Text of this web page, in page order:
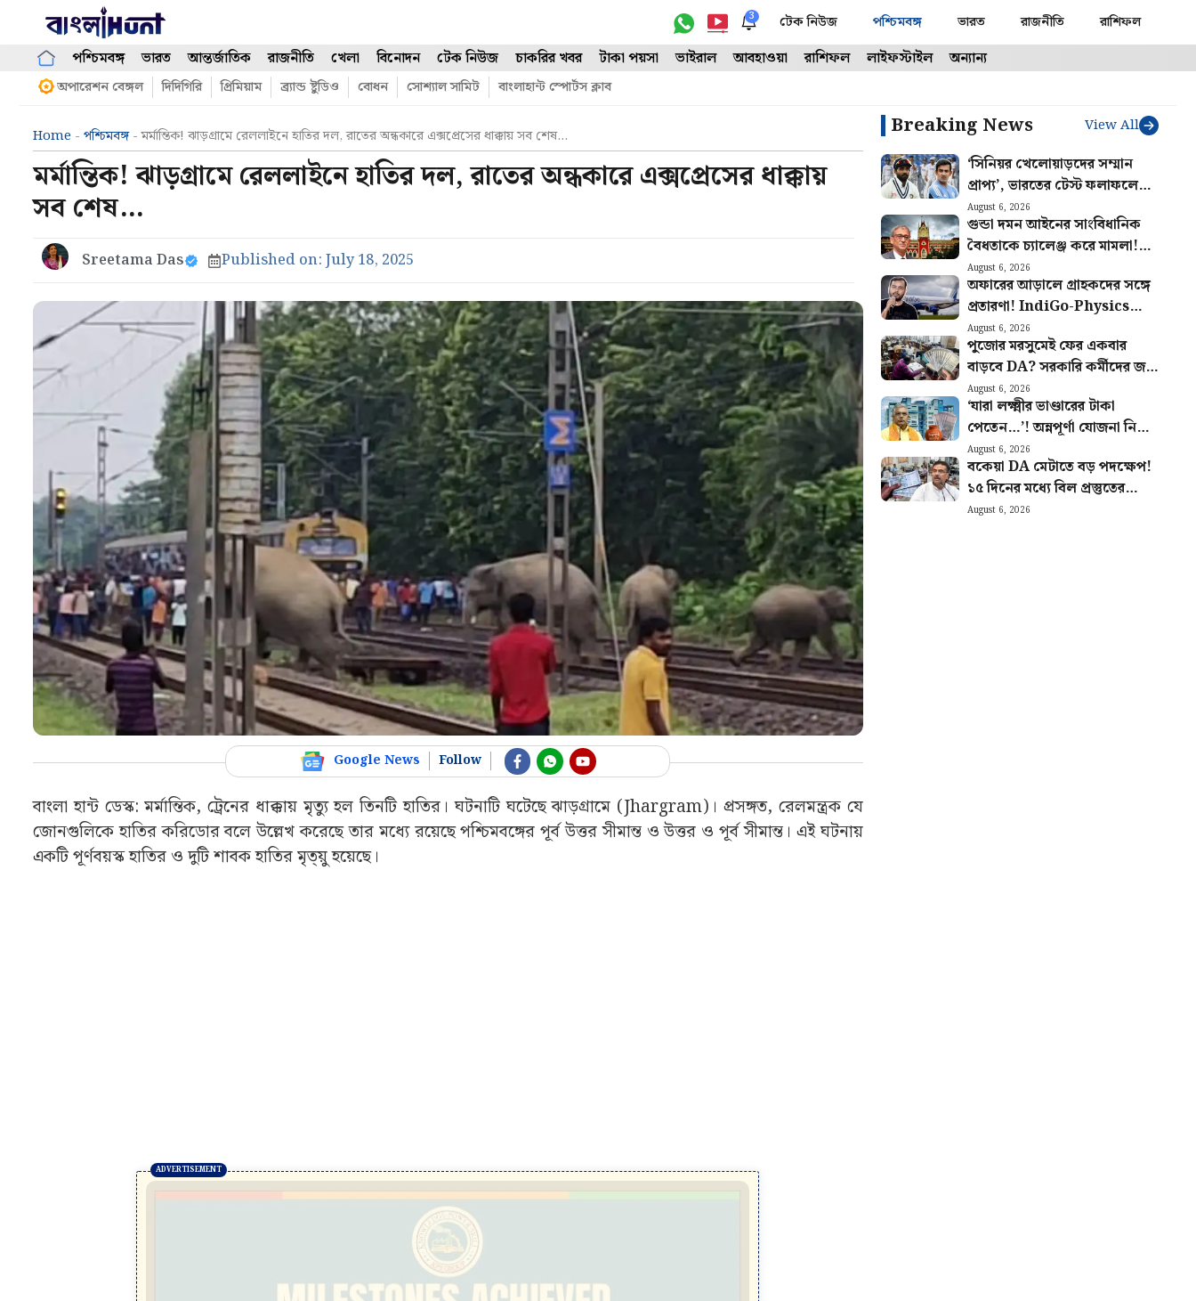
content
3 টেক নিউজ পশ্চিমবঙ্গ ভারত রাজনীতি রাশিফল
পশ্চিমবঙ্গ ভারত আন্তর্জাতিক রাজনীতি খেলা বিনোদন টেক নিউজ চাকরির খবর টাকা পয়সা ভাইরাল আবহাওয়া রাশিফল লাইফস্টাইল অন্যান্য
অপারেশন বেঙ্গল দিদিগিরি প্রিমিয়াম ব্র্যান্ড ষ্টুডিও বোধন সোশ্যাল সামিট বাংলাহান্ট স্পোর্টস ক্লাব
Home - পশ্চিমবঙ্গ-মর্মান্তিক! ঝাড়গ্রামে রেললাইনে হাতির দল, রাতের অন্ধকারে এক্সপ্রেসের ধাক্কায় সব শেষ…
মর্মান্তিক! ঝাড়গ্রামে রেললাইনে হাতির দল, রাতের অন্ধকারে এক্সপ্রেসের ধাক্কায়
সব শেষ…
Sreetama Das Published on: July 18, 2025
Google News Follow
বাংলা হান্ট ডেস্ক: মর্মান্তিক, ট্রেনের ধাক্কায় মৃত্যু হল তিনটি হাতির। ঘটনাটি ঘটেছে ঝাড়গ্রামে (Jhargram)। প্রসঙ্গত, রেলমন্ত্রক যে
জোনগুলিকে হাতির করিডোর বলে উল্লেখ করেছে তার মধ্যে রয়েছে পশ্চিমবঙ্গের পূর্ব উত্তর সীমান্ত ও উত্তর ও পূর্ব সীমান্ত। এই ঘটনায়
একটি পূর্ণবয়স্ক হাতির ও দুটি শাবক হাতির মৃত্য়ু হয়েছে।
Breaking News View All
‘সিনিয়র খেলোয়াড়দের সম্মান
প্রাপ্য’, ভারতের টেস্ট ফলাফলে
চিন্তিত রাহানে, গম্ভীরের উদ্দেশ্যে
বিশেষ পরামর্শ
August 6, 2026
গুন্ডা দমন আইনের সাংবিধানিক
বৈধতাকে চ্যালেঞ্জ করে মামলা!
খারিজ করে দিল হাইকোর্ট
August 6, 2026
অফারের আড়ালে গ্রাহকদের সঙ্গে
প্রতারণা! IndiGo-Physics
Wallah সহ ৯ টি সংস্থাকে
জরিমানা কেন্দ্রের
August 6, 2026
পুজোর মরসুমেই ফের একবার
বাড়বে DA? সরকারি কর্মীদের জন্য
বিরাট আপডেট
August 6, 2026
‘যারা লক্ষ্মীর ভাণ্ডারের টাকা
পেতেন…’! অন্নপূর্ণা যোজনা নিয়ে
বড় আপডেট দিলেন মন্ত্রী দিলীপ
August 6, 2026
বকেয়া DA মেটাতে বড় পদক্ষেপ!
১৫ দিনের মধ্যে বিল প্রস্তুতের
নির্দেশ অর্থ দপ্তরের
August 6, 2026